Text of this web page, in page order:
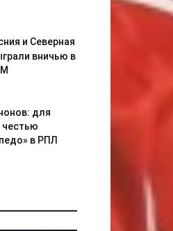
и Северная
вничью в
для
в РПЛ